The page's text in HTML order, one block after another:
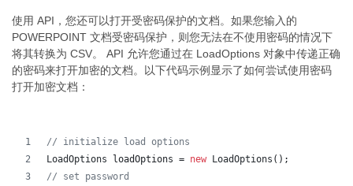
使用 API，您还可以打开受密码保护的文档。如果您输入的
POWERPOINT 文档受密码保护，则您无法在不使用密码的情况下
将其转换为 CSV。 API 允许您通过在 LoadOptions 对象中传递正确
的密码来打开加密的文档。以下代码示例显示了如何尝试使用密码
打开加密文档：
// initialize load options
LoadOptions
loadOptions = new LoadOptions ();
// set password